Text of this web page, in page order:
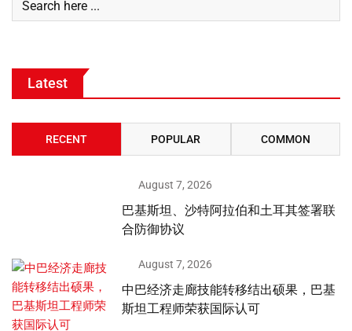
Latest
RECENT POPULAR COMMON
August 7, 2026
巴基斯坦、沙特阿拉伯和土耳其签署联
合防御协议
August 7, 2026
中巴经济走廊技能转移结出硕果，巴基
斯坦工程师荣获国际认可